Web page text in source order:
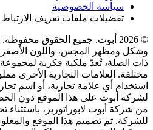
سياسة الخصوصية
تفضيلات ملفات تعريف الارتباط
© 2026 أبوت. جميع الحقوق
وشكل ومظهر المجس، واللون الأصفر،
ذات الصلة، تُعدّ ملكية فكرية
مختلفة. العلامات التجارية الأخرى
استخدام أي علامة تجارية، أو اسم
لشركة أبوت على هذا الموقع دون
من شركة أبوت لابوراتوريز، باستثناء
للشركة. تم تصميم هذا الموقع